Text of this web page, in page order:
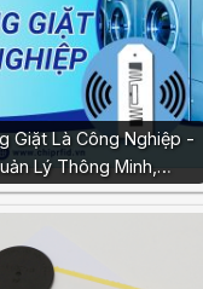
Giặt Là Công Nghiệp -
Lý Thông Minh,…